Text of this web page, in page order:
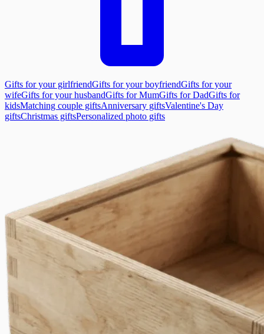
Gifts for your girlfriendGifts for your boyfriendGifts for your
wifeGifts for your husbandGifts for MumGifts for DadGifts for
kidsMatching couple giftsAnniversary giftsValentine's Day
giftsChristmas giftsPersonalized photo gifts